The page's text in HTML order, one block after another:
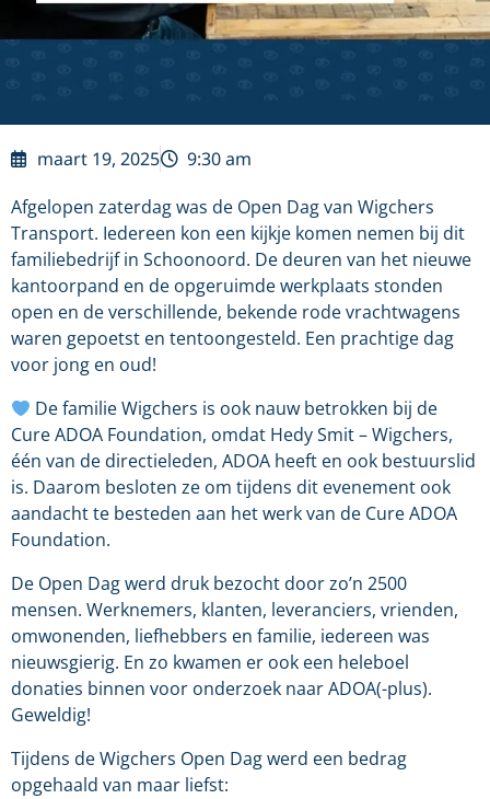
maart 19, 2025
9:30 am
Afgelopen zaterdag was de Open Dag van Wigchers
Transport. Iedereen kon een kijkje komen nemen bij dit
familiebedrijf in Schoonoord. De deuren van het nieuwe
kantoorpand en de opgeruimde werkplaats stonden
open en de verschillende, bekende rode vrachtwagens
waren gepoetst en tentoongesteld. Een prachtige dag
voor jong en oud!
De familie Wigchers is ook nauw betrokken bij de
Cure ADOA Foundation, omdat Hedy Smit – Wigchers,
één van de directieleden, ADOA heeft en ook bestuurslid
is. Daarom besloten ze om tijdens dit evenement ook
aandacht te besteden aan het werk van de Cure ADOA
Foundation.
De Open Dag werd druk bezocht door zo’n 2500
mensen. Werknemers, klanten, leveranciers, vrienden,
omwonenden, liefhebbers en familie, iedereen was
nieuwsgierig. En zo kwamen er ook een heleboel
donaties binnen voor onderzoek naar ADOA(-plus).
Geweldig!
Tijdens de Wigchers Open Dag werd een bedrag
opgehaald van maar liefst: